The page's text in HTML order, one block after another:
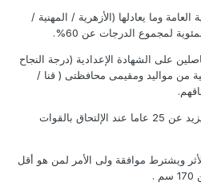
وما يعادلها (الأزهرية / المهنية /
لمجموع الدرجات عن 60%.
على الشهادة الإعدادية (درجة النجاح
من مواليد ومقيمى محافظتى ( قنا /
3. وألا يقل السن عن 15 عاما ولا يزيد عن 25 عاما عند الإلتحاق بالقوات
الأثر ويشترط موافقة ولى الأمر لمن هو أقل